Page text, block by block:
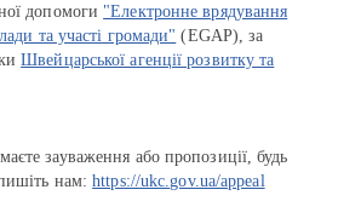
допомоги "Електронне врядування
та участі громади" (EGAP), за
Швейцарської агенції розвитку та
зауваження або пропозиції, будь
нам:https://ukc.gov.ua/appeal